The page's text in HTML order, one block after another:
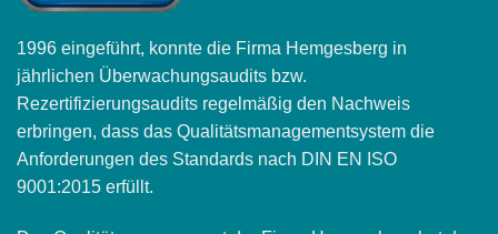
1996 eingeführt, konnte die Firma Hemgesberg in
jährlichen Überwachungsaudits bzw.
Rezertifizierungsaudits regelmäßig den Nachweis
erbringen, dass das Qualitätsmanagementsystem die
Anforderungen des Standards nach DIN EN ISO
9001:2015 erfüllt.